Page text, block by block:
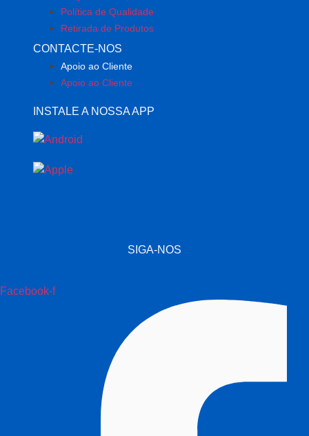
Política de Qualidade
Retirada de Produtos
CONTACTE-NOS
Apoio ao Cliente
Apoio ao Cliente
INSTALE A NOSSA APP
SIGA-NOS
Facebook-f